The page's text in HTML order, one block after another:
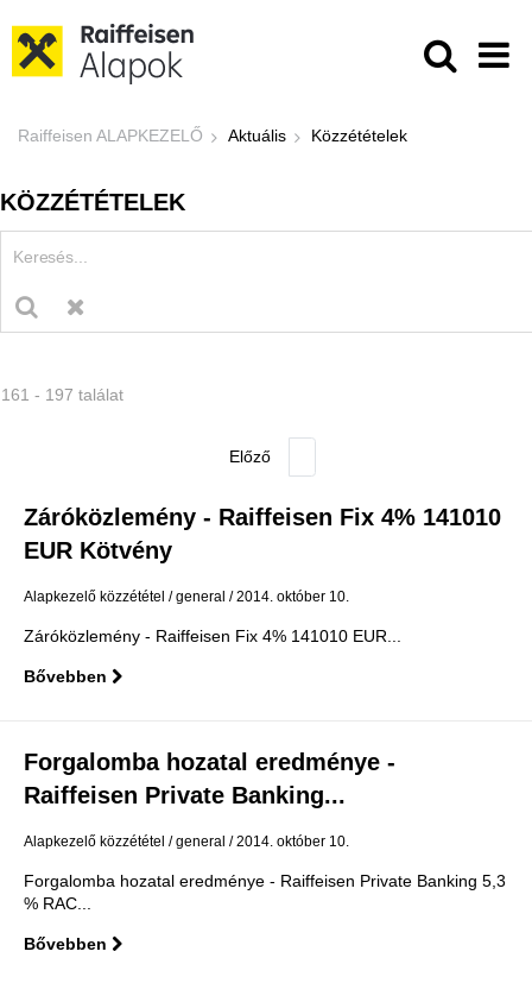
Közzétételek - Raiffeisen
Raiffeisen ALAPKEZELŐ Aktuális Közzétételek
KÖZZÉTÉTELEK
161 - 197 találat
Záróközlemény - Raiffeisen Fix 4% 141010
EUR Kötvény
Alapkezelő közzététel general 2014. október 10.
Záróközlemény - Raiffeisen Fix 4% 141010 EUR...
Bővebben
Forgalomba hozatal eredménye -
Raiffeisen Private Banking...
Alapkezelő közzététel general 2014. október 10.
Forgalomba hozatal eredménye - Raiffeisen Private Banking 5,3
% RAC...
Bővebben